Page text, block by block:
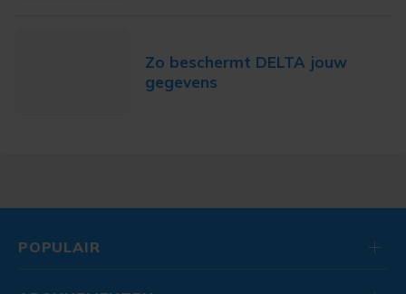
Zo beschermt DELTA jouw
gegevens
POPULAIR